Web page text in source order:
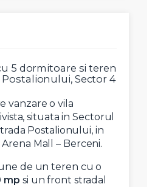
5 dormitoare si teren
Postalionului, Sector 4
vanzare o vila
situata in Sectorul
Postalionului, in
Mall – Berceni.
de un teren cu o
mp si un front stradal